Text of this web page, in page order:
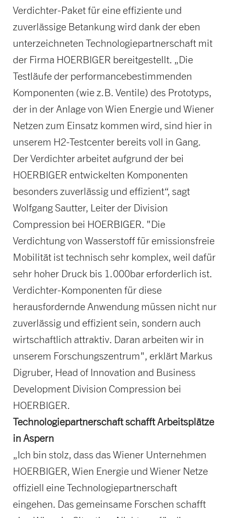
Verdichter-Paket für eine effiziente und
zuverlässige Betankung wird dank der eben
unterzeichneten Technologiepartnerschaft mit
der Firma HOERBIGER bereitgestellt. „Die
Testläufe der performancebestimmenden
Komponenten (wie z.B. Ventile) des Prototyps,
der in der Anlage von Wien Energie und Wiener
Netzen zum Einsatz kommen wird, sind hier in
unserem H2-Testcenter bereits voll in Gang.
Der Verdichter arbeitet aufgrund der bei
HOERBIGER entwickelten Komponenten
besonders zuverlässig und effizient“, sagt
Wolfgang Sautter, Leiter der Division
Compression bei HOERBIGER. "Die
Verdichtung von Wasserstoff für emissionsfreie
Mobilität ist technisch sehr komplex, weil dafür
sehr hoher Druck bis 1.000bar erforderlich ist.
Verdichter-Komponenten für diese
herausfordernde Anwendung müssen nicht nur
zuverlässig und effizient sein, sondern auch
wirtschaftlich attraktiv. Daran arbeiten wir in
unserem Forschungszentrum", erklärt Markus
Digruber, Head of Innovation and Business
Development Division Compression bei
HOERBIGER.
Technologiepartnerschaft schafft Arbeitsplätze
in Aspern
„Ich bin stolz, dass das Wiener Unternehmen
HOERBIGER, Wien Energie und Wiener Netze
offiziell eine Technologiepartnerschaft
eingehen. Das gemeinsame Forschen schafft